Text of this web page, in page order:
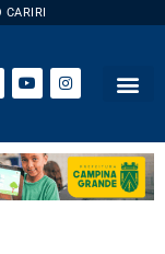
CARIRI